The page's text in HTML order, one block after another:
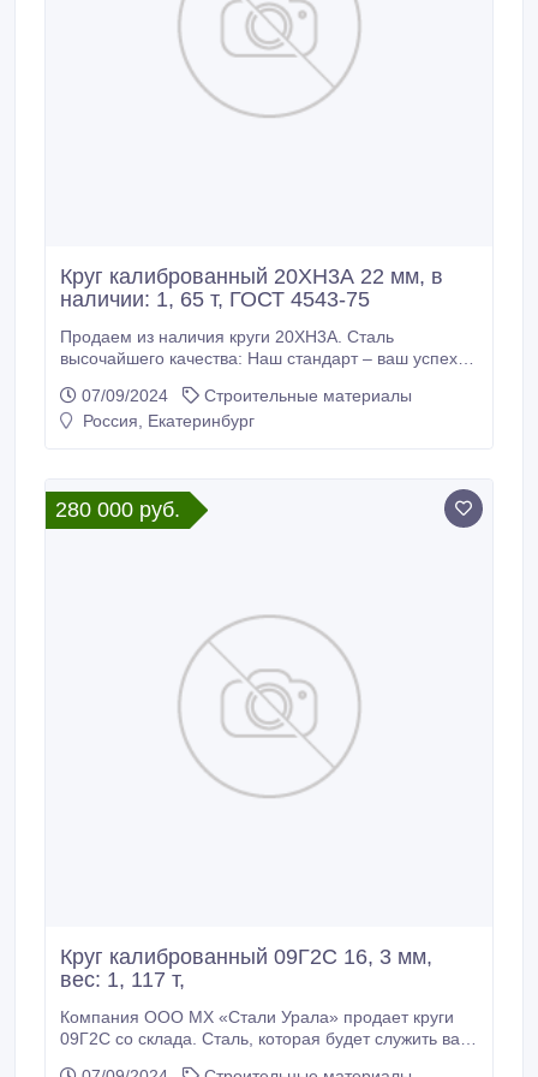
Круг калиброванный 20ХН3А 22 мм, в
наличии: 1, 65 т, ГОСТ 4543-75
Продаем из наличия круги 20ХН3А. Сталь
высочайшего качества: Наш стандарт – ваш успех.
Производство РФ. * Круг калиброванный 20ХН3А 22
мм, вес: 1, 65 т, ГОСТ 7417-75, ГОСТ 4543-75,
цена: 570000 руб.
07/09/2024
Строительные материалы
Россия, Екатеринбург
280 000 руб.
Круг калиброванный 09Г2С 16, 3 мм,
вес: 1, 117 т,
Компания ООО МХ «Стали Урала» продает круги
09Г2С со склада. Сталь, которая будет служить вам